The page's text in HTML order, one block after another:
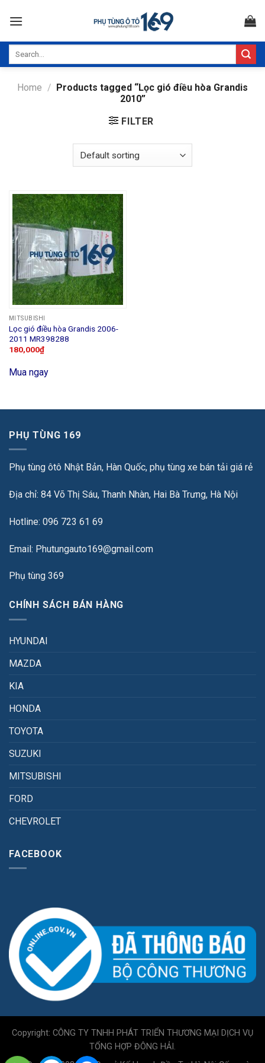
Home / Products tagged “Lọc gió điều hòa Grandis
2010”
FILTER
MITSUBISHI
Lọc gió điều hòa Grandis 2006-
2011 MR398288
180,000₫
Mua ngay
PHỤ TÙNG 169
Phụ tùng ôtô Nhật Bản, Hàn Quốc, phụ tùng xe bán tải giá rẻ
Địa chỉ: 84 Võ Thị Sáu, Thanh Nhàn, Hai Bà Trưng, Hà Nội
Hotline: 096 723 61 69
Email: Phutungauto169@gmail.com
Phụ tùng 369
CHÍNH SÁCH BÁN HÀNG
HYUNDAI
MAZDA
KIA
HONDA
TOYOTA
SUZUKI
MITSUBISHI
FORD
CHEVROLET
FACEBOOK
Copyright: CÔNG TY TNHH PHÁT TRIỂN THƯƠNG MẠI DỊCH VỤ
TỔNG HỢP ĐÔNG HẢI.